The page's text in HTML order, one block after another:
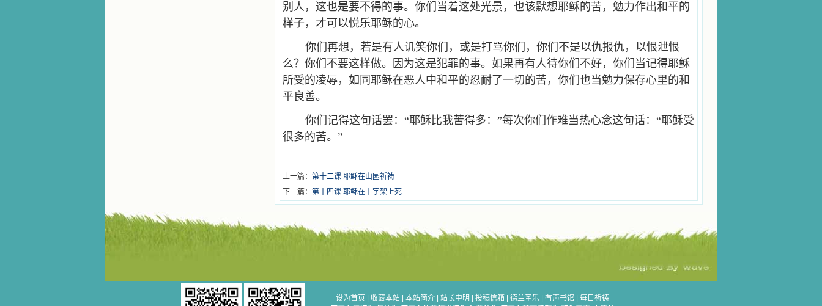
别人，这也是要不得的事。你们当着这处光景，也该默想耶稣的苦，勉力作出和平的
样子，才可以悦乐耶稣的心。
你们再想，若是有人讥笑你们，或是打骂你们，你们不是以仇报仇，以恨泄恨
么？你们不要这样做。因为这是犯罪的事。如果再有人待你们不好，你们当记得耶稣
所受的凌辱，如同耶稣在恶人中和平的忍耐了一切的苦，你们也当勉力保存心里的和
平良善。
你们记得这句话罢：“耶稣比我苦得多：”每次你们作难当热心念这句话：“耶稣受
很多的苦。”
上一篇： 第十二课 耶稣在山园祈祷
下一篇： 第十四课 耶稣在十字架上死
设为首页 收藏本站 本站简介 站长申明 投稿信箱 德兰圣乐 有声书馆
每日祈祷